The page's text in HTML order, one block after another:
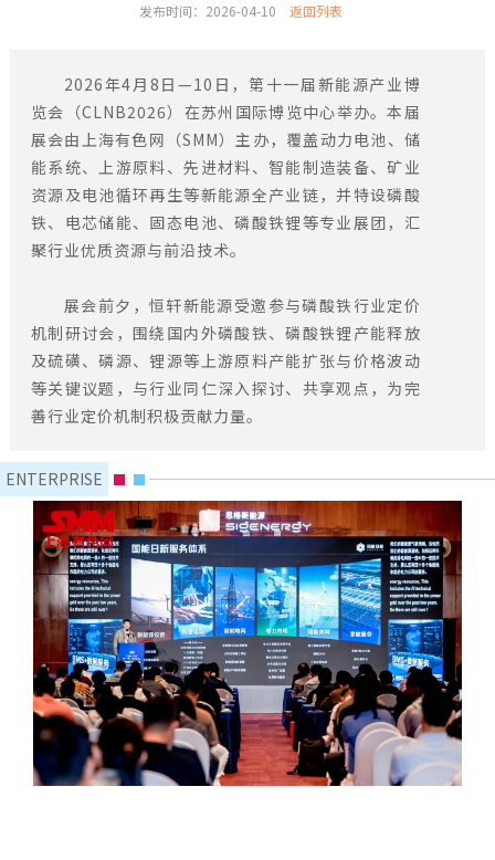
发布时间：2026-04-10 返回列表
2026年4月8日—10日，第十一届新能源产业博
览会（CLNB2026）在苏州国际博览中心举办。本届
展会由上海有色网（SMM）主办，覆盖动力电池、储
能系统、上游原料、先进材料、智能制造装备、矿业
资源及电池循环再生等新能源全产业链，并特设磷酸
铁、电芯储能、固态电池、磷酸铁锂等专业展团，汇
聚行业优质资源与前沿技术。
展会前夕，恒轩新能源受邀参与磷酸铁行业定价
机制研讨会，围绕国内外磷酸铁、磷酸铁锂产能释放
及硫磺、磷源、锂源等上游原料产能扩张与价格波动
等关键议题，与行业同仁深入探讨、共享观点，为完
善行业定价机制积极贡献力量。
ENTERPRISE